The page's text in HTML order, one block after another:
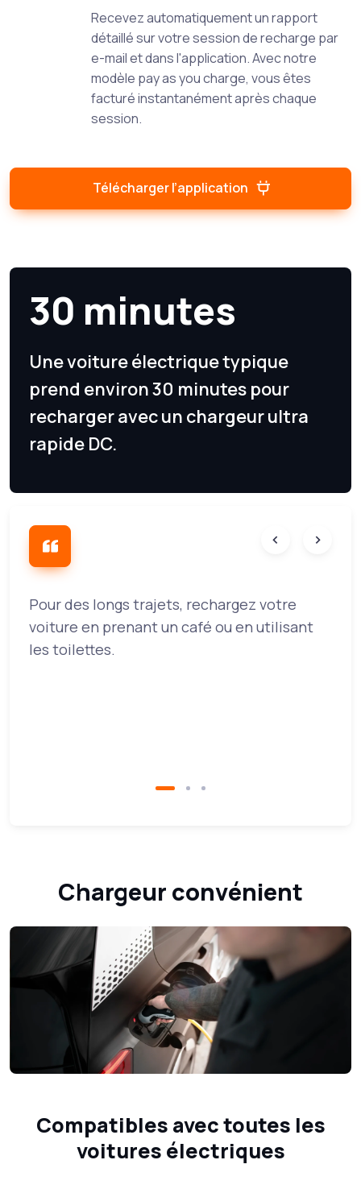
Recevez automatiquement un rapport
détaillé sur votre session de recharge par
e-mail et dans l'application. Avec notre
modèle pay as you charge, vous êtes
facturé instantanément après chaque
session.
Télécharger l’application
30 minutes
Une voiture électrique typique
prend environ 30 minutes pour
recharger avec un chargeur ultra
rapide DC.
Pour des longs trajets, rechargez votre
voiture en prenant un café ou en utilisant
les toilettes.
Chargeur convénient
Compatibles avec toutes les
voitures électriques